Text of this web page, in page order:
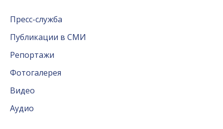
Пресс-служба
Публикации в СМИ
Репортажи
Фотогалерея
Видео
Аудио